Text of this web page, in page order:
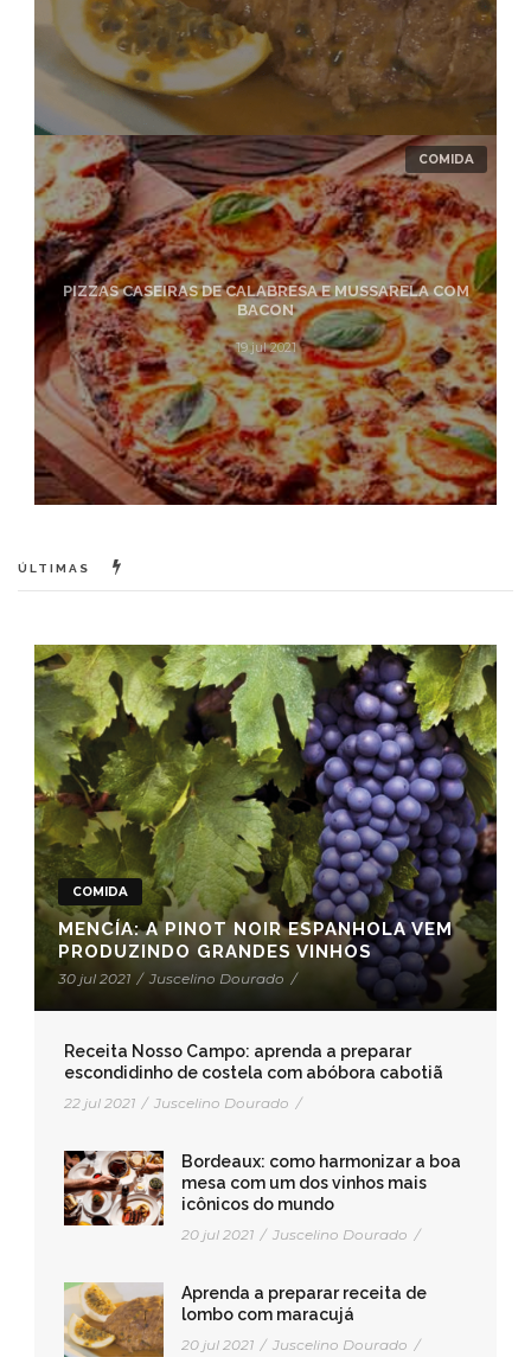
PIZZAS CASEIRAS DE CALABRESA E MUSSARELA COM
BACON
19 jul 2021
COMIDA
ÚLTIMAS
COMIDA
MENCÍA: A PINOT NOIR ESPANHOLA VEM
PRODUZINDO GRANDES VINHOS
30 jul 2021 / Juscelino Dourado /
Receita Nosso Campo: aprenda a preparar
escondidinho de costela com abóbora cabotiã
22 jul 2021 / Juscelino Dourado /
Bordeaux: como harmonizar a boa
mesa com um dos vinhos mais
icônicos do mundo
20 jul 2021 / Juscelino Dourado /
Aprenda a preparar receita de
lombo com maracujá
20 jul 2021 / Juscelino Dourado /